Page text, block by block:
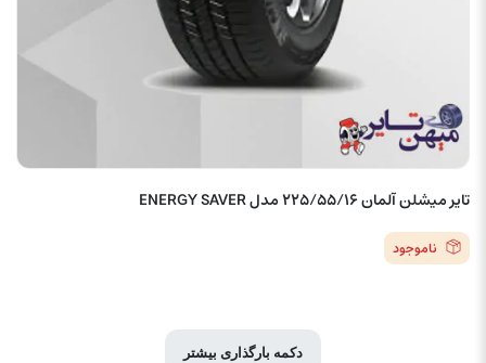
تایر میشلن آلمان 225/55/16 مدل ENERGY SAVER
ناموجود
دکمه بارگذاری بیشتر